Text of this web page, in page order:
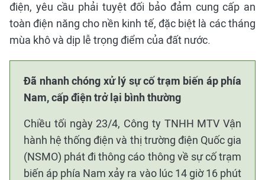
điện, yêu cầu phải tuyệt đối bảo đảm cung cấp an
toàn điện năng cho nền kinh tế, đặc biệt là các tháng
mùa khô và dịp lễ trọng điểm của đất nước.
Đã nhanh chóng xử lý sự cố trạm biến áp phía
Nam, cấp điện trở lại bình thường
Chiều tối ngày 23/4, Công ty TNHH MTV Vận
hành hệ thống điện và thị trường điện Quốc gia
(NSMO) phát đi thông cáo thông về sự cố trạm
biến áp phía Nam xảy ra vào lúc 14 giờ 16 phút